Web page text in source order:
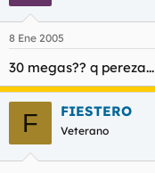
8 Ene 2005
30 megas?? q pereza...
F FIESTERO
Veterano